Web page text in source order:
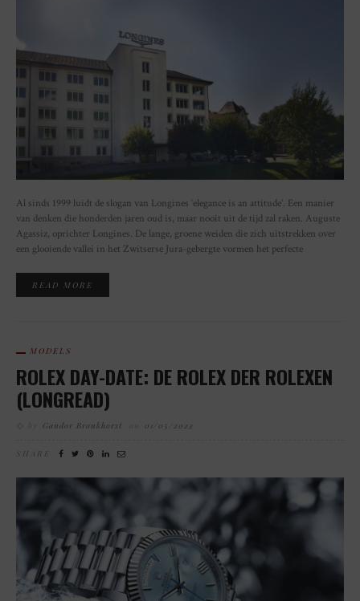
Al sinds 1999 luidt de slogan van Longines ‘elegance is an attitude’. Een manier
van denken die honderden jaren oud is, maar nooit uit de tijd zal raken. Auguste
Agassiz, oprichter Longines. De lange, groene weiden die zich uitstrekken over
een glooiende vallei in het Zwitserse Jura-gebergte vormen het perfecte
READ MORE
MODELS
ROLEX DAY-DATE: DE ROLEX DER ROLEXEN
(LONGREAD)
Gandor Bronkhorst 01/05/2022
SHARE